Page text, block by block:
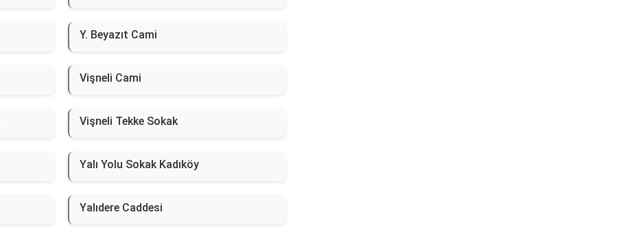
Y. Beyazıt Cami
Vişneli Cami
Vişneli Tekke Sokak
Yalı Yolu Sokak Kadıköy
Yalıdere Caddesi